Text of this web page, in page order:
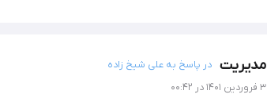
مدیریت
در پاسخ به علی شیخ زاده
۳ فروردین ۱۴۰۱ در ۰۰:۴۲